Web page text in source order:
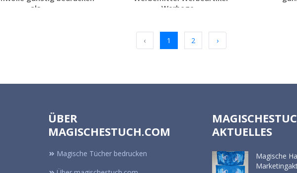
als ...
Werbege...
anfragen
‹ 1 2 ›
ÜBER
MAGISCHESTUCH.COM
Magische Tücher bedrucken
AKTUELLES
Magische